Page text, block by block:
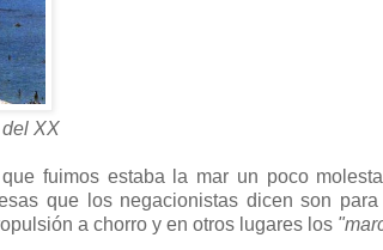
XX
fuimos estaba la mar un poco
que los negacionistas dicen son
a chorro y en otros lugares los